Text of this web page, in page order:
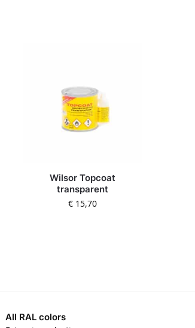
Wilsor Topcoat
transparent
€ 15,70
All RAL colors